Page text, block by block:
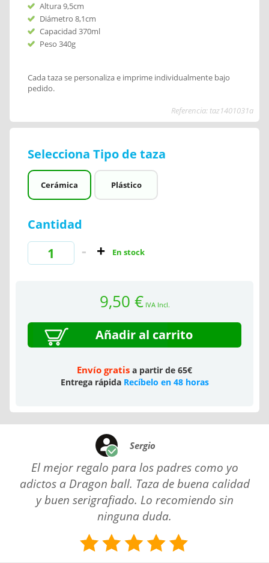
Altura 9,5cm
Diámetro 8,1cm
Capacidad 370ml
Peso 340g
Cada taza se personaliza e imprime individualmente bajo
pedido.
Referencia: taz1401031a
Selecciona Tipo de taza
Cerámica Plástico
Cantidad
En stock
9,50 €IVA Incl.
Añadir al carrito
Envío gratis a partir de 65€
Entrega rápida Recíbelo en 48 horas
Sergio
El mejor regalo para los padres como yo
adictos a Dragon ball. Taza de buena calidad
y buen serigrafiado. Lo recomiendo sin
ninguna duda.